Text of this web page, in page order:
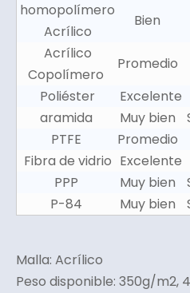
homopolímero
Acrílico
Bien
Acrílico
Copolímero
Promedio
Poliéster
Excelente
aramida
Muy bien
PTFE
Promedio
Fibra de vidrio Excelente
PPP
Muy bien
P-84
Muy bien
Malla: Acrílico
Peso disponible: 350g/m2,